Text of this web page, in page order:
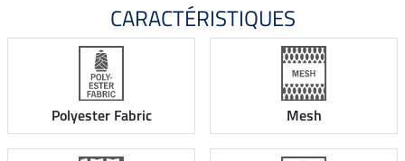
CARACTÉRISTIQUES
Polyester Fabric Mesh